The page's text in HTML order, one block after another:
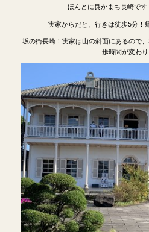
ほんとに良かまち長崎で
実家からだと、行きは徒歩5分！
坂の街長崎！実家は山の斜面にあるので
歩時間が変わり